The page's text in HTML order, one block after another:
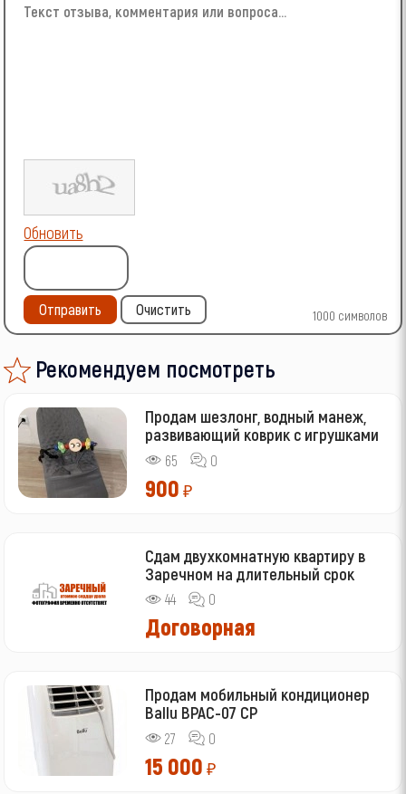
1000 символов
Обновить
Отправить Очистить
Рекомендуем посмотреть
Продам шезлонг, водный манеж,
развивающий коврик с игрушками
65 0
900 ₽
Сдам двухкомнатную квартиру в
Заречном на длительный срок
44 0
Договорная
Продам мобильный кондиционер
Ballu BPAC-07 CP
27 0
15 000 ₽